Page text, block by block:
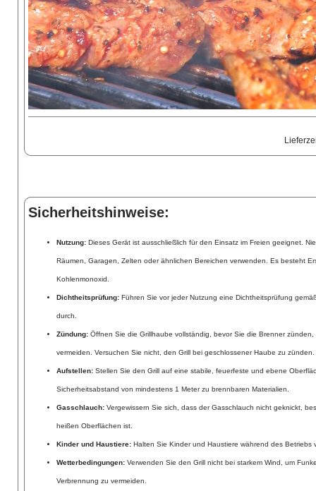
Sicherheitshinweise:
Nutzung: Dieses Gerät ist ausschließlich für den Einsatz im Freien geeignet.
Räumen, Garagen, Zelten oder ähnlichen Bereichen verwenden. Es besteht
Kohlenmonoxid.
Dichtheitsprüfung: Führen Sie vor jeder Nutzung eine Dichtheitsprüfung
durch.
Zündung: Öffnen Sie die Grillhaube vollständig, bevor Sie die Brenner
vermeiden. Versuchen Sie nicht, den Grill bei geschlossener Haube zu zünden.
Aufstellen: Stellen Sie den Grill auf eine stabile, feuerfeste und ebene
Sicherheitsabstand von mindestens 1 Meter zu brennbaren Materialien.
Gasschlauch: Vergewissern Sie sich, dass der Gasschlauch nicht geknickt,
heißen Oberflächen ist.
Kinder und Haustiere: Halten Sie Kinder und Haustiere während des Betriebs
Wetterbedingungen: Verwenden Sie den Grill nicht bei starkem Wind, um
Verbrennung zu vermeiden.